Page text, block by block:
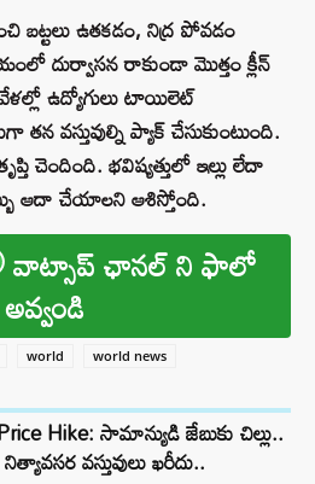
ఉతకడం, నిద్ర పోవడం
దుర్వాసన రాకుండా మొత్తం క్లీన్
ఉద్యోగులు టాయిలెట్‌
వస్తువుల్ని ప్యాక్ చేసుకుంటుంది.
చెందింది. భవిష్యత్తులో ఇల్లు లేదా
ఆదా చేయాలని ఆశిస్తోంది.
వాట్సాప్ ఛానల్ ని ఫాలో
అవ్వండి
world world news
Hike: సామాన్యుడి జేబుకు చిల్లు..
వస్తువులు ఖరీదు..